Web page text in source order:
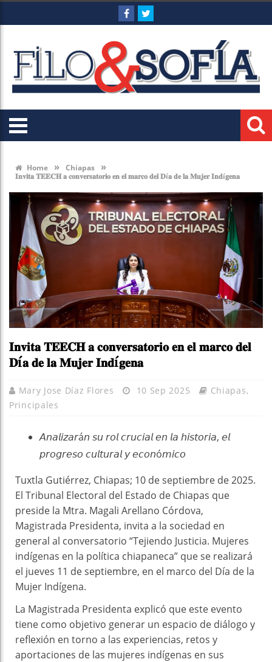
Home » Chiapas »
𝐈𝐧𝐯𝐢𝐭𝐚 𝐓𝐄𝐄𝐂𝐇 𝐚 𝐜𝐨𝐧𝐯𝐞𝐫𝐬𝐚𝐭𝐨𝐫𝐢𝐨 𝐞𝐧 𝐞𝐥 𝐦𝐚𝐫𝐜𝐨 𝐝𝐞𝐥 𝐃í𝐚 𝐝𝐞 𝐥𝐚 𝐌𝐮𝐣𝐞𝐫 𝐈𝐧𝐝í𝐠𝐞𝐧𝐚
𝐈𝐧𝐯𝐢𝐭𝐚 𝐓𝐄𝐄𝐂𝐇 𝐚 𝐜𝐨𝐧𝐯𝐞𝐫𝐬𝐚𝐭𝐨𝐫𝐢𝐨 𝐞𝐧 𝐞𝐥 𝐦𝐚𝐫𝐜𝐨 𝐝𝐞𝐥
𝐃í𝐚 𝐝𝐞 𝐥𝐚 𝐌𝐮𝐣𝐞𝐫 𝐈𝐧𝐝í𝐠𝐞𝐧𝐚
Mary Jose Díaz Flores 10 Sep 2025 Chiapas,
Principales
𝘈𝘯𝘢𝘭𝘪𝘻𝘢𝘳á𝘯 𝘴𝘶 𝘳𝘰𝘭 𝘤𝘳𝘶𝘤𝘪𝘢𝘭 𝘦𝘯 𝘭𝘢 𝘩𝘪𝘴𝘵𝘰𝘳𝘪𝘢, 𝘦𝘭
𝘱𝘳𝘰𝘨𝘳𝘦𝘴𝘰 𝘤𝘶𝘭𝘵𝘶𝘳𝘢𝘭 𝘺 𝘦𝘤𝘰𝘯ó𝘮𝘪𝘤𝘰
Tuxtla Gutiérrez, Chiapas; 10 de septiembre de 2025.
El Tribunal Electoral del Estado de Chiapas que
preside la Mtra. Magali Arellano Córdova,
Magistrada Presidenta, invita a la sociedad en
general al conversatorio “Tejiendo Justicia. Mujeres
indígenas en la política chiapaneca” que se realizará
el jueves 11 de septiembre, en el marco del Día de la
Mujer Indígena.
La Magistrada Presidenta explicó que este evento
tiene como objetivo generar un espacio de diálogo y
reflexión en torno a las experiencias, retos y
aportaciones de las mujeres indígenas en sus